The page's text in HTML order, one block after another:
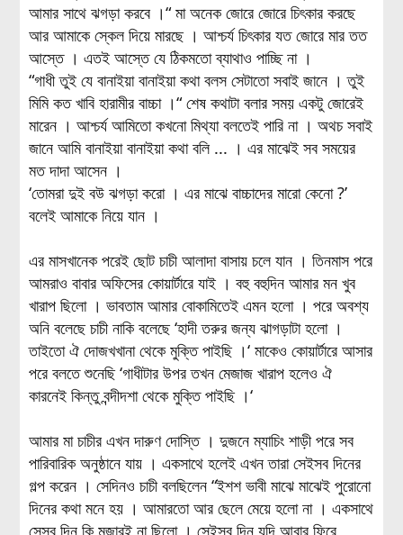
আমার সাথে ঝগড়া করবে ।“ মা অনেক জোরে জোরে চিৎকার করছে
আর আমাকে স্কেল দিয়ে মারছে । আশ্চর্য চিৎকার যত জোরে মার তত
আস্তে । এতই আস্তে যে ঠিকমতো ব্যাথাও পাচ্ছি না ।
“গাধী তুই যে বানাইয়া বানাইয়া কথা বলস সেটাতো সবাই জানে । তুই
মিমি কত খাবি হারামীর বাচ্চা ।“ শেষ কথাটা বলার সময় একটু জোরেই
মারেন । আশ্চর্য আমিতো কখনো মিথ্যা বলতেই পারি না । অথচ সবাই
জানে আমি বানাইয়া বানাইয়া কথা বলি ... । এর মাঝেই সব সময়ের
মত দাদা আসেন ।
‘তোমরা দুই বউ ঝগড়া করো । এর মাঝে বাচ্চাদের মারো কেনো ?’
বলেই আমাকে নিয়ে যান ।
এর মাসখানেক পরেই ছোট চাচী আলাদা বাসায় চলে যান । তিনমাস পরে
আমরাও বাবার অফিসের কোয়ার্টারে যাই । বহু বহুদিন আমার মন খুব
খারাপ ছিলো । ভাবতাম আমার বোকামিতেই এমন হলো । পরে অবশ্য
অনি বলেছে চাচী নাকি বলেছে ‘হাদী তরুর জন্য ঝাগড়াটা হলো ।
তাইতো ঐ দোজখখানা থেকে মুক্তি পাইছি ।‘ মাকেও কোয়ার্টারে আসার
পরে বলতে শুনেছি ‘গাধীটার উপর তখন মেজাজ খারাপ হলেও ঐ
কারনেই কিন্তু বন্দীদশা থেকে মুক্তি পাইছি ।‘
আমার মা চাচীর এখন দারুণ দোস্তি । দুজনে ম্যাচিং শাড়ী পরে সব
পারিবারিক অনুষ্ঠানে যায় । একসাথে হলেই এখন তারা সেইসব দিনের
গল্প করেন । সেদিনও চাচী বলছিলেন “ইশশ ভাবী মাঝে মাঝেই পুরোনো
দিনের কথা মনে হয় । আমারতো আর ছেলে মেয়ে হলো না । একসাথে
সেসব দিন কি মজারই না ছিলো । সেইসব দিন যদি আবার ফিরে